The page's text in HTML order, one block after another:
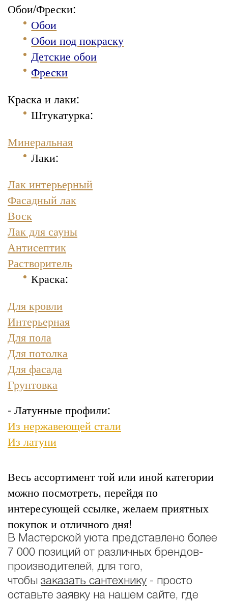
Обои/Фрески:
Обои
Обои под покраску
Детские обои
Фрески
Краска и лаки:
Штукатурка:
Минеральная
Лаки:
Лак интерьерный
Фасадный лак
Воск
Лак для сауны
Антисептик
Растворитель
Краска:
Для кровли
Интерьерная
Для пола
Для потолка
Для фасада
Грунтовка
- Латунные профили:
Из нержавеющей стали
Из латуни
Весь ассортимент той или иной категории
можно посмотреть, перейдя по
интересующей ссылке, желаем приятных
покупок и отличного дня!
В Мастерской уюта представлено более
7 000 позиций от различных брендов-
производителей, для того,
чтобы заказать сантехнику - просто
оставьте заявку на нашем сайте, где